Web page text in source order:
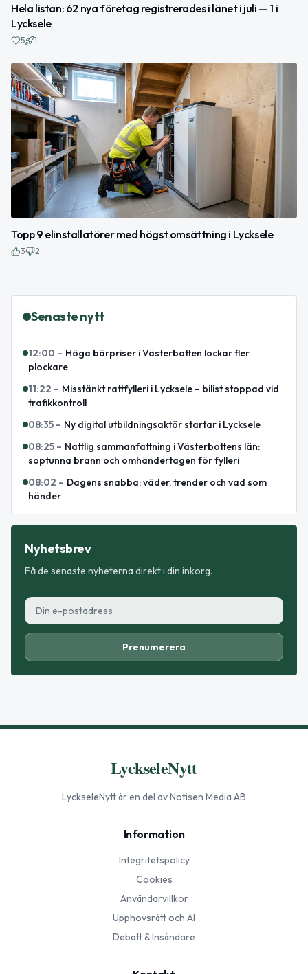
Hela listan: 62 nya företag registrerades i länet i juli — 1 i
Lycksele
5 1
Topp 9 elinstallatörer med högst omsättning i Lycksele
3 2
Senaste nytt
12:00 – Höga bärpriser i Västerbotten lockar fler
plockare
11:22 – Misstänkt rattfylleri i Lycksele – bilist stoppad vid
trafikkontroll
08:35 – Ny digital utbildningsaktör startar i Lycksele
08:25 – Nattlig sammanfattning i Västerbottens län:
soptunna brann och omhändertagen för fylleri
08:02 – Dagens snabba: väder, trender och vad som
händer
Nyhetsbrev
Få de senaste nyheterna direkt i din inkorg.
Prenumerera
LyckseleNytt
LyckseleNyttär en del av Notisen Media AB
Information
Integritetspolicy
Cookies
Användarvillkor
Upphovsrätt och AI
Debatt & Insändare